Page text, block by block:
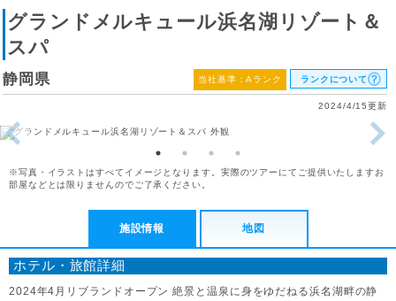
グランドメルキュール浜名湖リゾート＆
スパ
静岡県 当社基準：Aランク ランクについて
2024/4/15更新
※写真・イラストはすべてイメージとなります。実際のツアーにてご提供いたしますお
部屋などとは限りませんのでご了承ください。
施設情報 地図
ホテル・旅館詳細
2024年4月リブランドオープン 絶景と温泉に身をゆだねる浜名湖畔の静